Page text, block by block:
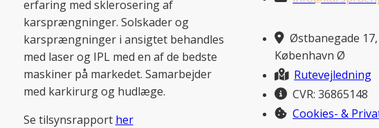
erfaring med sklerosering af
karsprængninger. Solskader og
karsprængninger i ansigtet behandles
med laser og IPL med en af de bedste
maskiner på markedet. Samarbejder
med karkirurg og hudlæge.
Se tilsynsrapport her
Østbanegade 17,
København Ø
Rutevejledning
CVR: 36865148
Cookies- &